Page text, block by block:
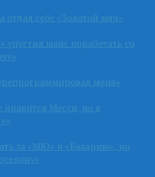
себе «Золотой мяч»
упустил шанс поработать со
меня»
Месси, но я
за «МЮ» и «Баварию», но